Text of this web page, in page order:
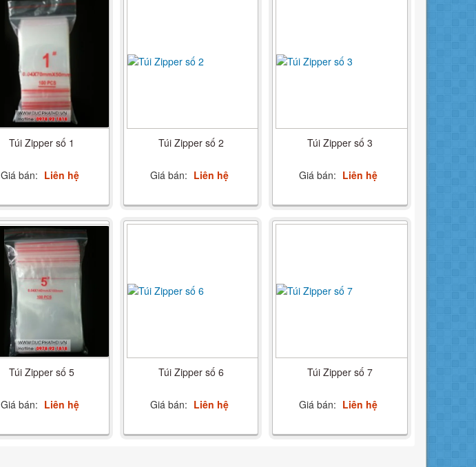
Túi Zipper số 1
Giá bán: Liên hệ
Túi Zipper số 2
Giá bán: Liên hệ
Túi Zipper số 3
Giá bán: Liên hệ
Túi Zipper số 5
Giá bán: Liên hệ
Túi Zipper số 6
Giá bán: Liên hệ
Túi Zipper số 7
Giá bán: Liên hệ